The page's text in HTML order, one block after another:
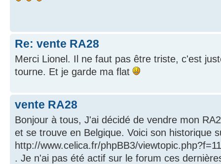
Re: vente RA28
Merci Lionel. Il ne faut pas être triste, c'est
tourne. Et je garde ma flat
vente RA28
Bonjour à tous, J'ai décidé de vendre mon
et se trouve en Belgique. Voici son historique
http://www.celica.fr/phpBB3/
. Je n'ai pas été actif sur le forum ces